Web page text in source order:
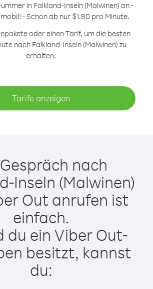
in Falkland-Inseln (Malwinen) an -
- Schon ab nur $1.80 pro Minute.
oder einen Tarif, um die besten
nach Falkland-Inseln (Malwinen) zu
erhalten.
Tarife anzeigen
nach
Inseln (Malwinen)
Out anrufen ist
einfach.
du ein Viber Out-
besitzt, kannst
du: